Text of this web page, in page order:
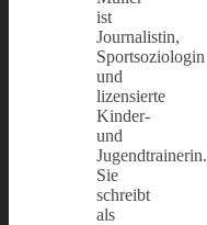
ist
Journalistin,
Sportsoziologin
und
lizensierte
Kinder-
und
Jugendtrainerin.
Sie
schreibt
als